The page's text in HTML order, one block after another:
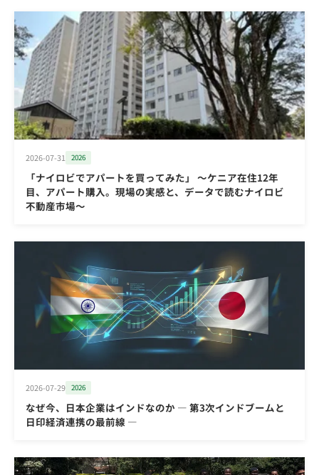
2026-07-31 2026
「ナイロビでアパートを買ってみた」 ～ケニア在住12年
目、アパート購入。現場の実感と、データで読むナイロビ
不動産市場～
2026-07-29 2026
なぜ今、日本企業はインドなのか ― 第3次インドブームと
日印経済連携の最前線 ―